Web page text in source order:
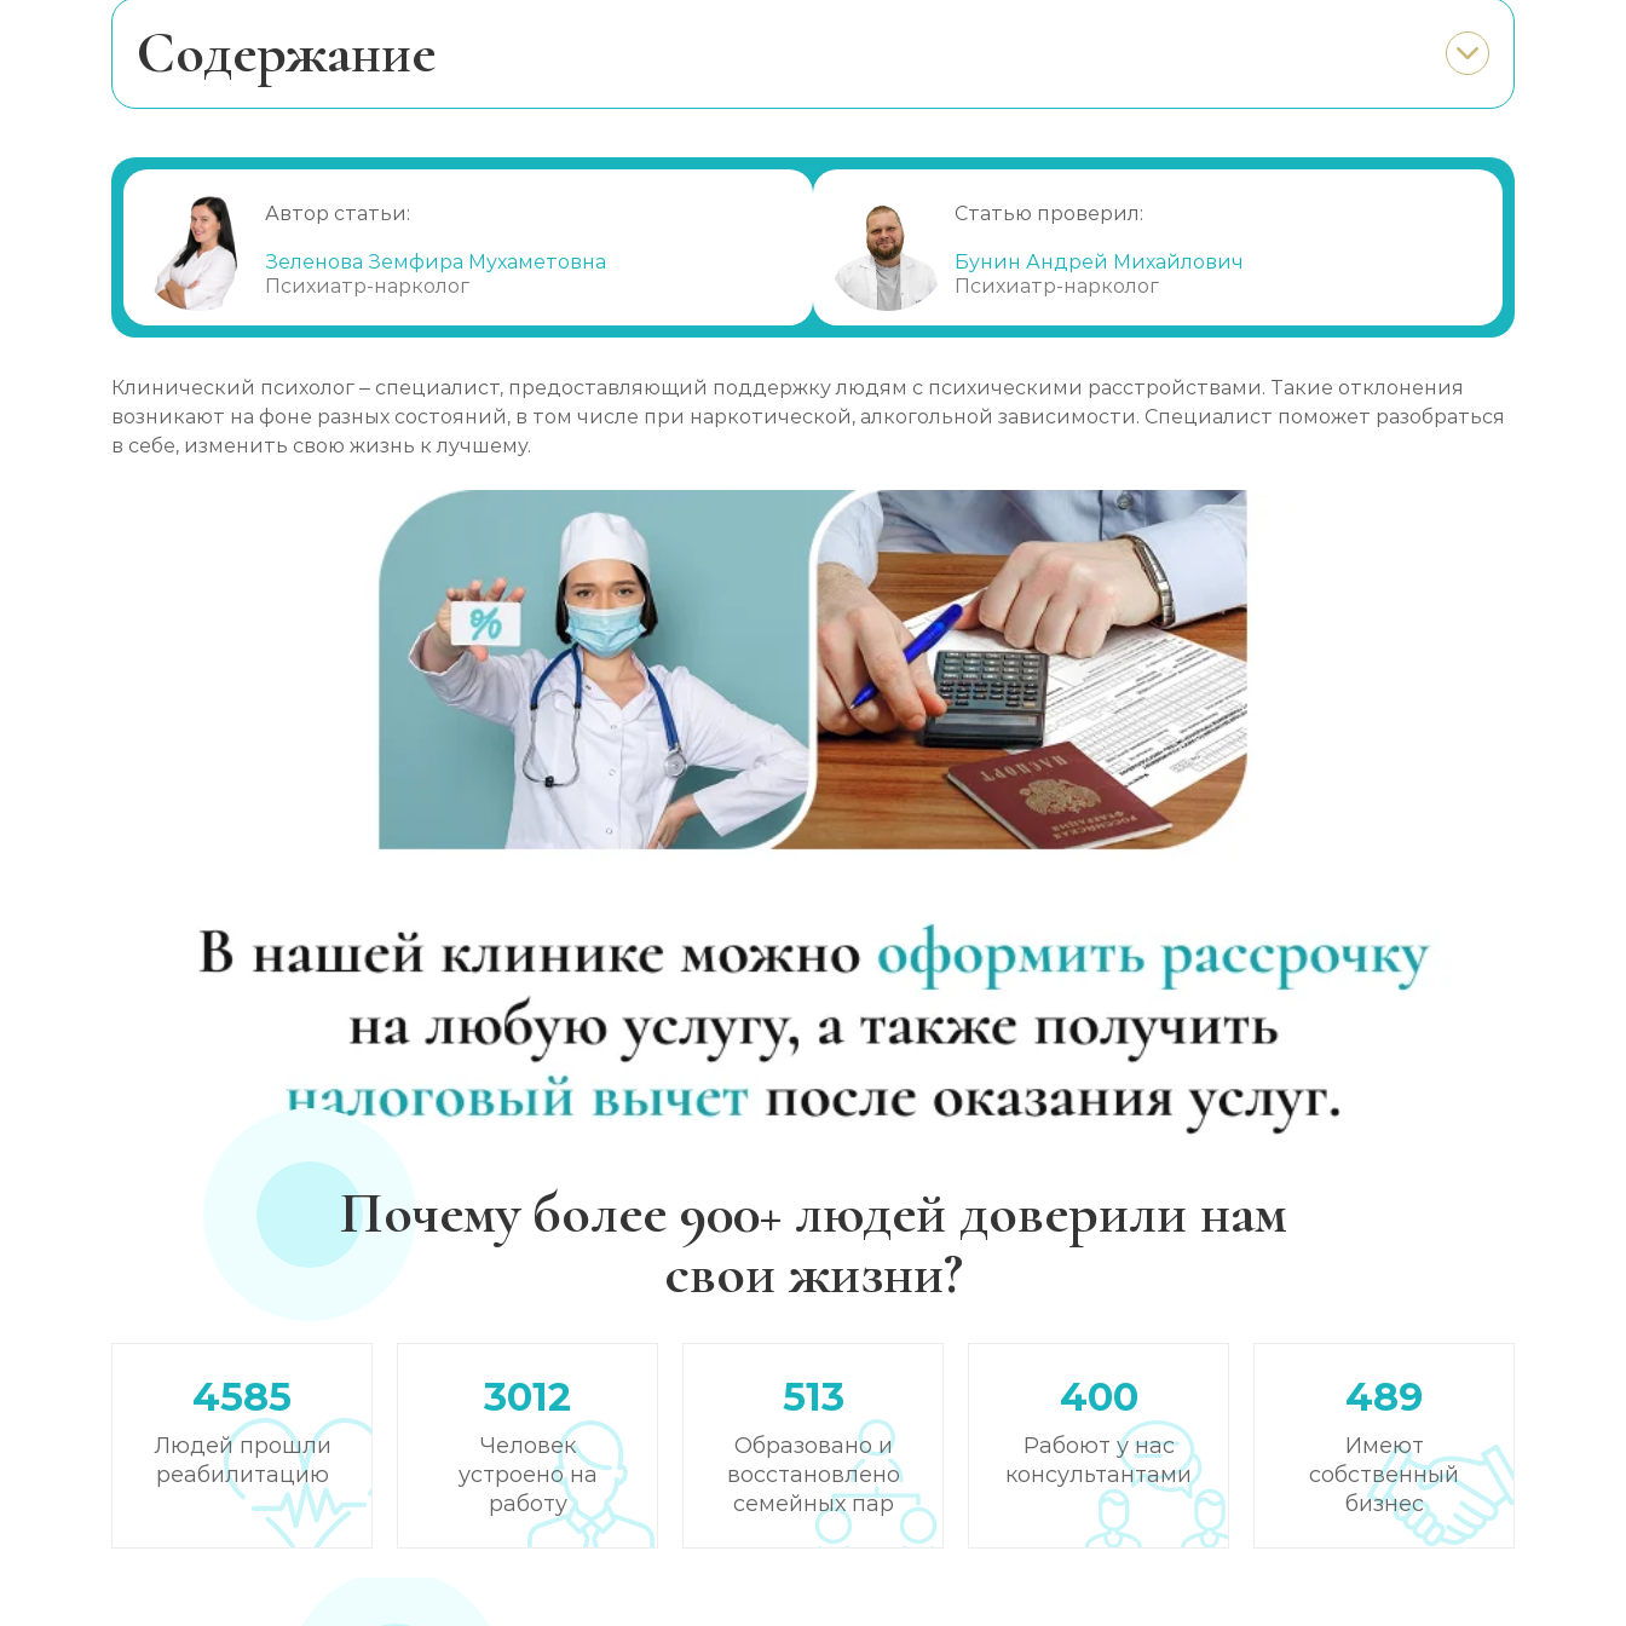
Cодержание
Качества
Чем помогает специалист?
Лечение
Автор статьи:
Зеленова Земфира Мухаметовна
Психиатр-нарколог
Статью проверил:
Бунин Андрей Михайлович
Психиатр-нарколог
Клинический психолог – специалист, предоставляющий поддержку людям с психическими расстройствами. Такие отклонения
возникают на фоне разных состояний, в том числе при наркотической, алкогольной зависимости. Специалист поможет разобраться
в себе, изменить свою жизнь к лучшему.
Почему более 900+ людей доверили нам
свои жизни?
4585
Людей прошли
реабилитацию
3012
Человек
устроено на
работу
513
Образовано и
восстановлено
семейных пар
400
Рабоют у нас
консультантами
489
Имеют
собственный
бизнес